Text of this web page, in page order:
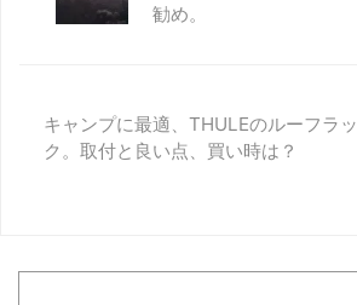
勧め。
キャンプに最適、THULEのルーフラッ
ク。取付と良い点、買い時は？